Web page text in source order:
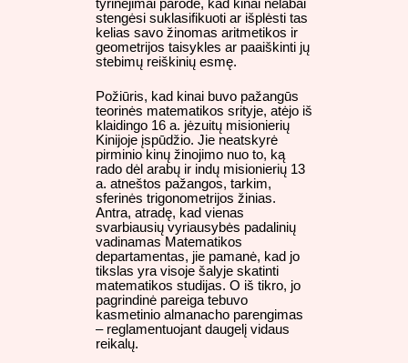
tyrinėjimai parodė, kad kinai nelabai
stengėsi suklasifikuoti ar išplėsti tas
kelias savo žinomas aritmetikos ir
geometrijos taisykles ar paaiškinti jų
stebimų reiškinių esmę.
Požiūris, kad kinai buvo pažangūs
teorinės matematikos srityje, atėjo iš
klaidingo 16 a. jėzuitų misionierių
Kinijoje įspūdžio. Jie neatskyrė
pirminio kinų žinojimo nuo to, ką
rado dėl arabų ir indų misionierių 13
a. atneštos pažangos, tarkim,
sferinės trigonometrijos žinias.
Antra, atradę, kad vienas
svarbiausių vyriausybės padalinių
vadinamas Matematikos
departamentas, jie pamanė, kad jo
tikslas yra visoje šalyje skatinti
matematikos studijas. O iš tikro, jo
pagrindinė pareiga tebuvo
kasmetinio almanacho parengimas
– reglamentuojant daugelį vidaus
reikalų.